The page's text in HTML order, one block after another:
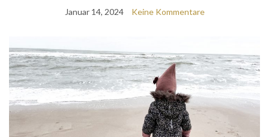
Januar 14, 2024 Keine Kommentare